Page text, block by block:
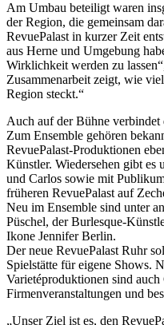
Am Umbau beteiligt waren
der Region, die gemeinsam
RevuePalast in kurzer Zeit
aus Herne und Umgebung
Wirklichkeit werden zu
Zusammenarbeit zeigt, wie
Region steckt.“
Auch auf der Bühne
Zum Ensemble gehören
RevuePalast-Produktionen
Künstler. Wiedersehen gibt es
und Carlos sowie mit
früheren RevuePalast auf
Neu im Ensemble sind unter
Püschel, der Burlesque-
Ikone Jennifer Berlin.
Der neue RevuePalast Ruhr
Spielstätte für eigene Shows.
Varietéproduktionen sind auch
Firmenveranstaltungen und
„Unser Ziel ist es, den